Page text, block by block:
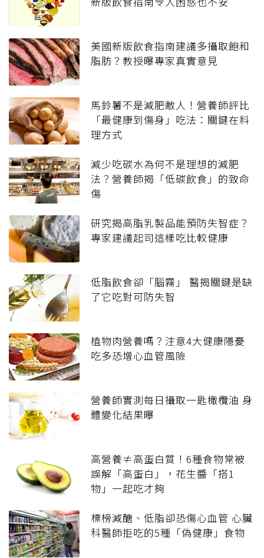
美國新版飲食指南建議多攝取飽和
脂肪？教授曝專家真實意見
馬鈴薯不是減肥敵人！營養師評比
「最健康到傷身」吃法：關鍵在料
理方式
減少吃碳水為何不是理想的減肥
法？營養師揭「低碳飲食」的致命
傷
研究揭高脂乳製品能預防失智症？
專家建議起司這樣吃比較健康
低脂飲食卻「腦霧」 醫揭關鍵是缺
了它吃對可防失智
植物肉營養嗎？注意4大健康隱憂
吃多恐增心血管風險
營養師實測每日攝取一匙橄欖油 身
體變化結果曝
高營養≠高蛋白質！6種食物常被
誤解「高蛋白」，花生醬「搭1
物」一起吃才夠
標榜減醣、低脂卻恐傷心血管 心臟
科醫師拒吃的5種「偽健康」食物